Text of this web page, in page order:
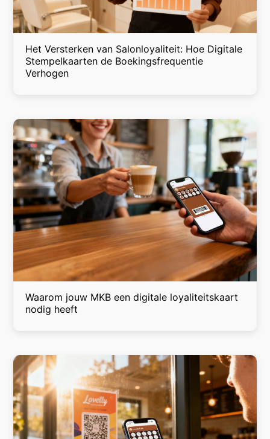
Het Versterken van Salonloyaliteit: Hoe Digitale
Stempelkaarten de Boekingsfrequentie
Verhogen
Waarom jouw MKB een digitale loyaliteitskaart
nodig heeft